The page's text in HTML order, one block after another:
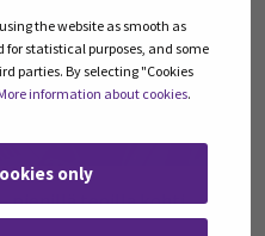
the website as smooth as
for statistical purposes, and some
parties. By selecting "Cookies
information about cookies.
only
– pienillä teoilla kohti